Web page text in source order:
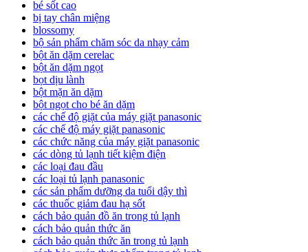
bé sốt cao
bị tay chân miệng
blossomy
bộ sản phẩm chăm sóc da nhạy cảm
bột ăn dặm cerelac
bột ăn dặm ngọt
bọt dịu lành
bột mặn ăn dặm
bột ngọt cho bé ăn dặm
các chế độ giặt của máy giặt panasonic
các chế độ máy giặt panasonic
các chức năng của máy giặt panasonic
các dòng tủ lạnh tiết kiệm điện
các loại đau đầu
các loại tủ lạnh panasonic
các sản phẩm dưỡng da tuổi dậy thì
các thuốc giảm đau hạ sốt
cách bảo quản đồ ăn trong tủ lạnh
cách bảo quản thức ăn
cách bảo quản thức ăn trong tủ lạnh